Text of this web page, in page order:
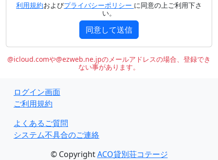
利用規約およびプライバシーポリシー に同意の上ご利用下さ
い。
同意して送信
@icloud.comや@ezweb.ne.jpのメールアドレスの場合、登録でき
ない事があります。
ログイン画面
ご利用規約
よくあるご質問
システム不具合のご連絡
© CopyrightACO貸別荘コテージ